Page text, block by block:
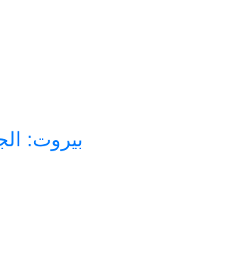
بيروت: